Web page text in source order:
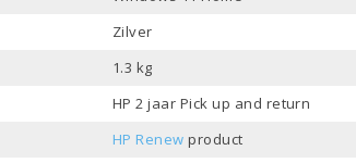
Zilver
1.3 kg
HP 2 jaar Pick up and return
HP Renew product